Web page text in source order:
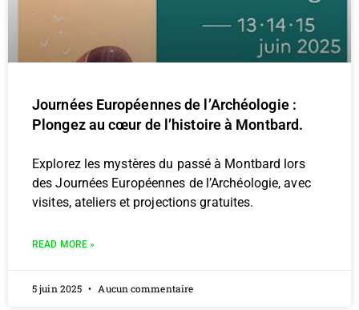
Journées Européennes de l’Archéologie :
Plongez au cœur de l’histoire à Montbard.
Explorez les mystères du passé à Montbard lors
des Journées Européennes de l’Archéologie, avec
visites, ateliers et projections gratuites.
READ MORE »
5 juin 2025 Aucun commentaire